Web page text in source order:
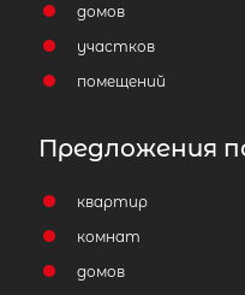
14 000 000
Ладожская
Площадь
домов
участков
помещений
Предложения
квартир
комнат
домов